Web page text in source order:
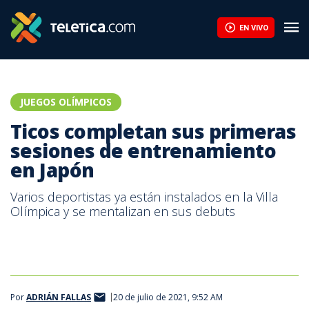
EN VIVO
JUEGOS OLÍMPICOS
Ticos completan sus primeras
sesiones de entrenamiento
en Japón
Varios deportistas ya están instalados en la Villa
Olímpica y se mentalizan en sus debuts
PorADRIÁN FALLAS 20 de julio de 2021, 9:52 AM